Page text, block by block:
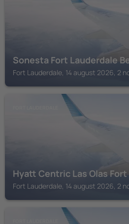
Sonesta Fort Lauderdale
Fort Lauderdale, 14 august 2026, 2
Hyatt Centric Las Olas
Fort Lauderdale, 14 august 2026, 2